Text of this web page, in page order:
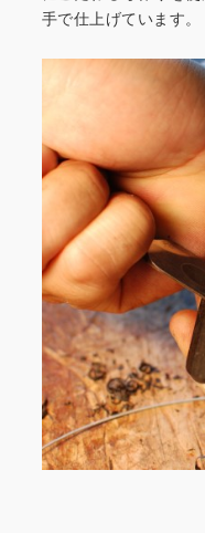
手で仕上げています。